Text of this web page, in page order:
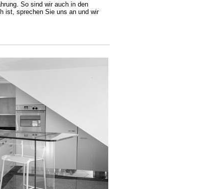
So sind wir auch in den
ist, sprechen Sie uns an und wir